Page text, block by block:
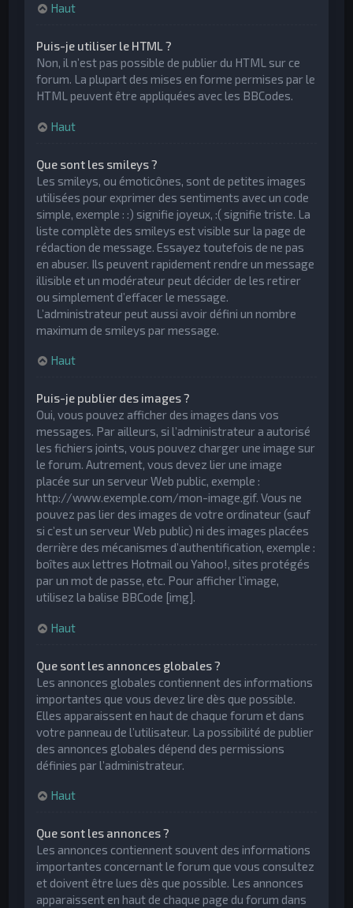
Haut
Puis-je utiliser le HTML ?
Non, il n’est pas possible de publier du HTML sur ce
forum. La plupart des mises en forme permises par le
HTML peuvent être appliquées avec les BBCodes.
Haut
Que sont les smileys ?
Les smileys, ou émoticônes, sont de petites images
utilisées pour exprimer des sentiments avec un code
simple, exemple : :) signifie joyeux, :( signifie triste. La
liste complète des smileys est visible sur la page de
rédaction de message. Essayez toutefois de ne pas
en abuser. Ils peuvent rapidement rendre un message
illisible et un modérateur peut décider de les retirer
ou simplement d’effacer le message.
L’administrateur peut aussi avoir défini un nombre
maximum de smileys par message.
Haut
Puis-je publier des images ?
Oui, vous pouvez afficher des images dans vos
messages. Par ailleurs, si l’administrateur a autorisé
les fichiers joints, vous pouvez charger une image sur
le forum. Autrement, vous devez lier une image
placée sur un serveur Web public, exemple :
http://www.exemple.com/mon-image.gif. Vous ne
pouvez pas lier des images de votre ordinateur (sauf
si c’est un serveur Web public) ni des images placées
derrière des mécanismes d’authentification, exemple :
boîtes aux lettres Hotmail ou Yahoo!, sites protégés
par un mot de passe, etc. Pour afficher l’image,
utilisez la balise BBCode [img].
Haut
Que sont les annonces globales ?
Les annonces globales contiennent des informations
importantes que vous devez lire dès que possible.
Elles apparaissent en haut de chaque forum et dans
votre panneau de l’utilisateur. La possibilité de publier
des annonces globales dépend des permissions
définies par l’administrateur.
Haut
Que sont les annonces ?
Les annonces contiennent souvent des informations
importantes concernant le forum que vous consultez
et doivent être lues dès que possible. Les annonces
apparaissent en haut de chaque page du forum dans